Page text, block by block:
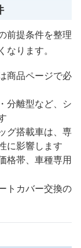
前提条件を整理
ります。
商品ページで必
分離型など、シ
グ搭載車は、専
に影響します
格帯、車種専用
トカバー交換の